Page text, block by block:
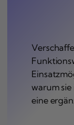
warum
eine